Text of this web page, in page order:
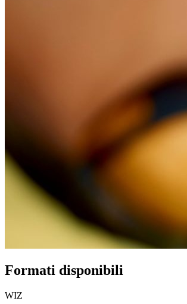
Formati disponibili
WIZ